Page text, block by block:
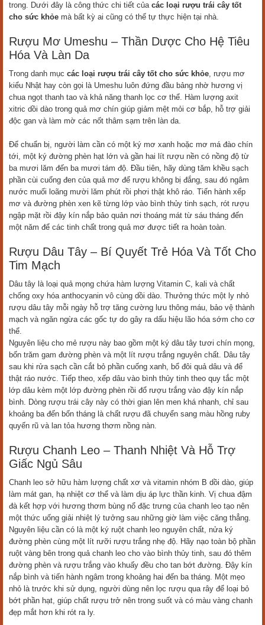
trong. Dưới đây là công thức chi tiết của các loại rượu trái cây tốt
cho sức khỏe mà bất kỳ ai cũng có thể tự thực hiện tại nhà.
Rượu Mơ Umeshu – Thần Dược Cho Hệ Tiêu
Hóa Và Làn Da
Trong danh mục các loại rượu trái cây tốt cho sức khỏe, rượu mơ
kiểu Nhật hay còn gọi là Umeshu luôn đứng đầu bảng nhờ hương vị
chua ngọt thanh tao và khả năng thanh lọc cơ thể. Hàm lượng axit
xitric dồi dào trong quả mơ chín giúp giảm mệt mỏi cơ bắp, hỗ trợ giải
độc gan và làm mờ các nốt thâm sạm trên làn da.
Để chuẩn bị, người làm cần có một ký mơ xanh hoặc mơ má đào chín
tới, một ký đường phèn hạt lớn và gần hai lít rượu nền có nồng độ từ
ba mươi lăm đến ba mươi tám độ. Đầu tiên, hãy dùng tăm khều sạch
phần cùi cuống đen của quả mơ để rượu không bị đắng, sau đó ngâm
nước muối loãng mười lăm phút rồi phơi thật khô ráo. Tiến hành xếp
mơ và đường phèn xen kẽ từng lớp vào bình thủy tinh sạch, rót rượu
ngập mặt rồi đậy kín nắp bảo quản nơi thoáng mát từ sáu tháng đến
một năm để các tinh chất trong quả mơ được tiết ra hoàn toàn.
Rượu Dâu Tây – Bí Quyết Trẻ Hóa Và Tốt Cho
Tim Mạch
Dâu tây là loại quả mọng chứa hàm lượng Vitamin C, kali và chất
chống oxy hóa anthocyanin vô cùng dồi dào. Thưởng thức một ly nhỏ
rượu dâu tây mỗi ngày hỗ trợ tăng cường lưu thông máu, bảo vệ thành
mạch và ngăn ngừa các gốc tự do gây ra dấu hiệu lão hóa sớm cho cơ
thể.
Nguyên liệu cho mẻ rượu này bao gồm một ký dâu tây tươi chín mọng,
bốn trăm gam đường phèn và một lít rượu trắng nguyên chất. Dâu tây
sau khi rửa sạch cần cắt bỏ phần cuống xanh, bổ đôi quả dâu và để
thật ráo nước. Tiếp theo, xếp dâu vào bình thủy tinh theo quy tắc một
lớp dâu kèm một lớp đường phèn rồi đổ rượu trắng vào đậy kín nắp
bình. Dòng rượu trái cây này có thời gian lên men khá nhanh, chỉ sau
khoảng ba đến bốn tháng là chất rượu đã chuyển sang màu hồng ruby
quyến rũ và lan tỏa hương thơm nồng nàn.
Rượu Chanh Leo – Thanh Nhiệt Và Hỗ Trợ
Giấc Ngủ Sâu
Chanh leo sở hữu hàm lượng chất xơ và vitamin nhóm B dồi dào, giúp
làm mát gan, hạ nhiệt cơ thể và làm dịu áp lực thần kinh. Vị chua đậm
đà kết hợp với hương thơm bùng nổ đặc trưng của chanh leo tạo nên
một thức uống giải nhiệt lý tưởng sau những giờ làm việc căng thẳng.
Nguyên liệu cần có là một ký ruột chanh leo nguyên chất, nửa ký
đường phèn cùng một lít rưỡi rượu trắng nhẹ độ. Hãy nạo toàn bộ phần
ruột vàng bên trong quả chanh leo cho vào bình thủy tinh, sau đó thêm
đường phèn và rượu trắng vào khuấy đều cho tan bớt đường. Đậy kín
nắp bình và tiến hành ngâm trong khoảng hai đến ba tháng. Một mẹo
nhỏ là trước khi sử dụng, người dùng nên lọc rượu qua rây để loại bỏ
bớt phần hạt, giúp chất rượu trở nên trong suốt và có màu vàng chanh
đẹp mắt hơn khi rót ra ly.